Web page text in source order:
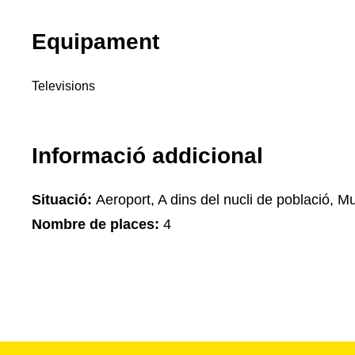
Equipament
Televisions
Informació addicional
Situació: Aeroport, A dins del nucli de població,
Nombre de places: 4